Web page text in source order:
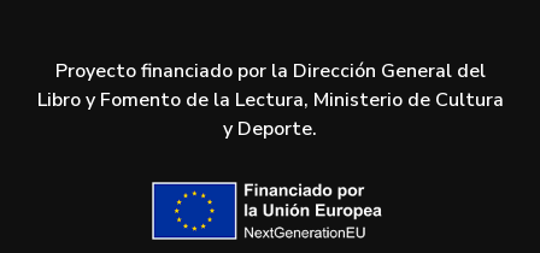
Proyecto financiado por la Dirección General del
Libro y Fomento de la Lectura, Ministerio de Cultura
y Deporte.